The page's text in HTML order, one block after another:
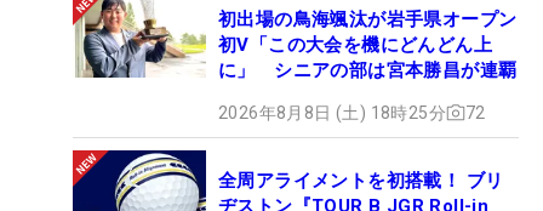
初出場の鳥海颯汰が岩手県オープン
初V「この大会を機にどんどん上
に」 シニアの部は宮本勝昌が連覇
2026年8月8日 (土) 18時25分 72
全周アライメントを初搭載！ ブリ
ヂストン『TOUR B JGR Roll-in